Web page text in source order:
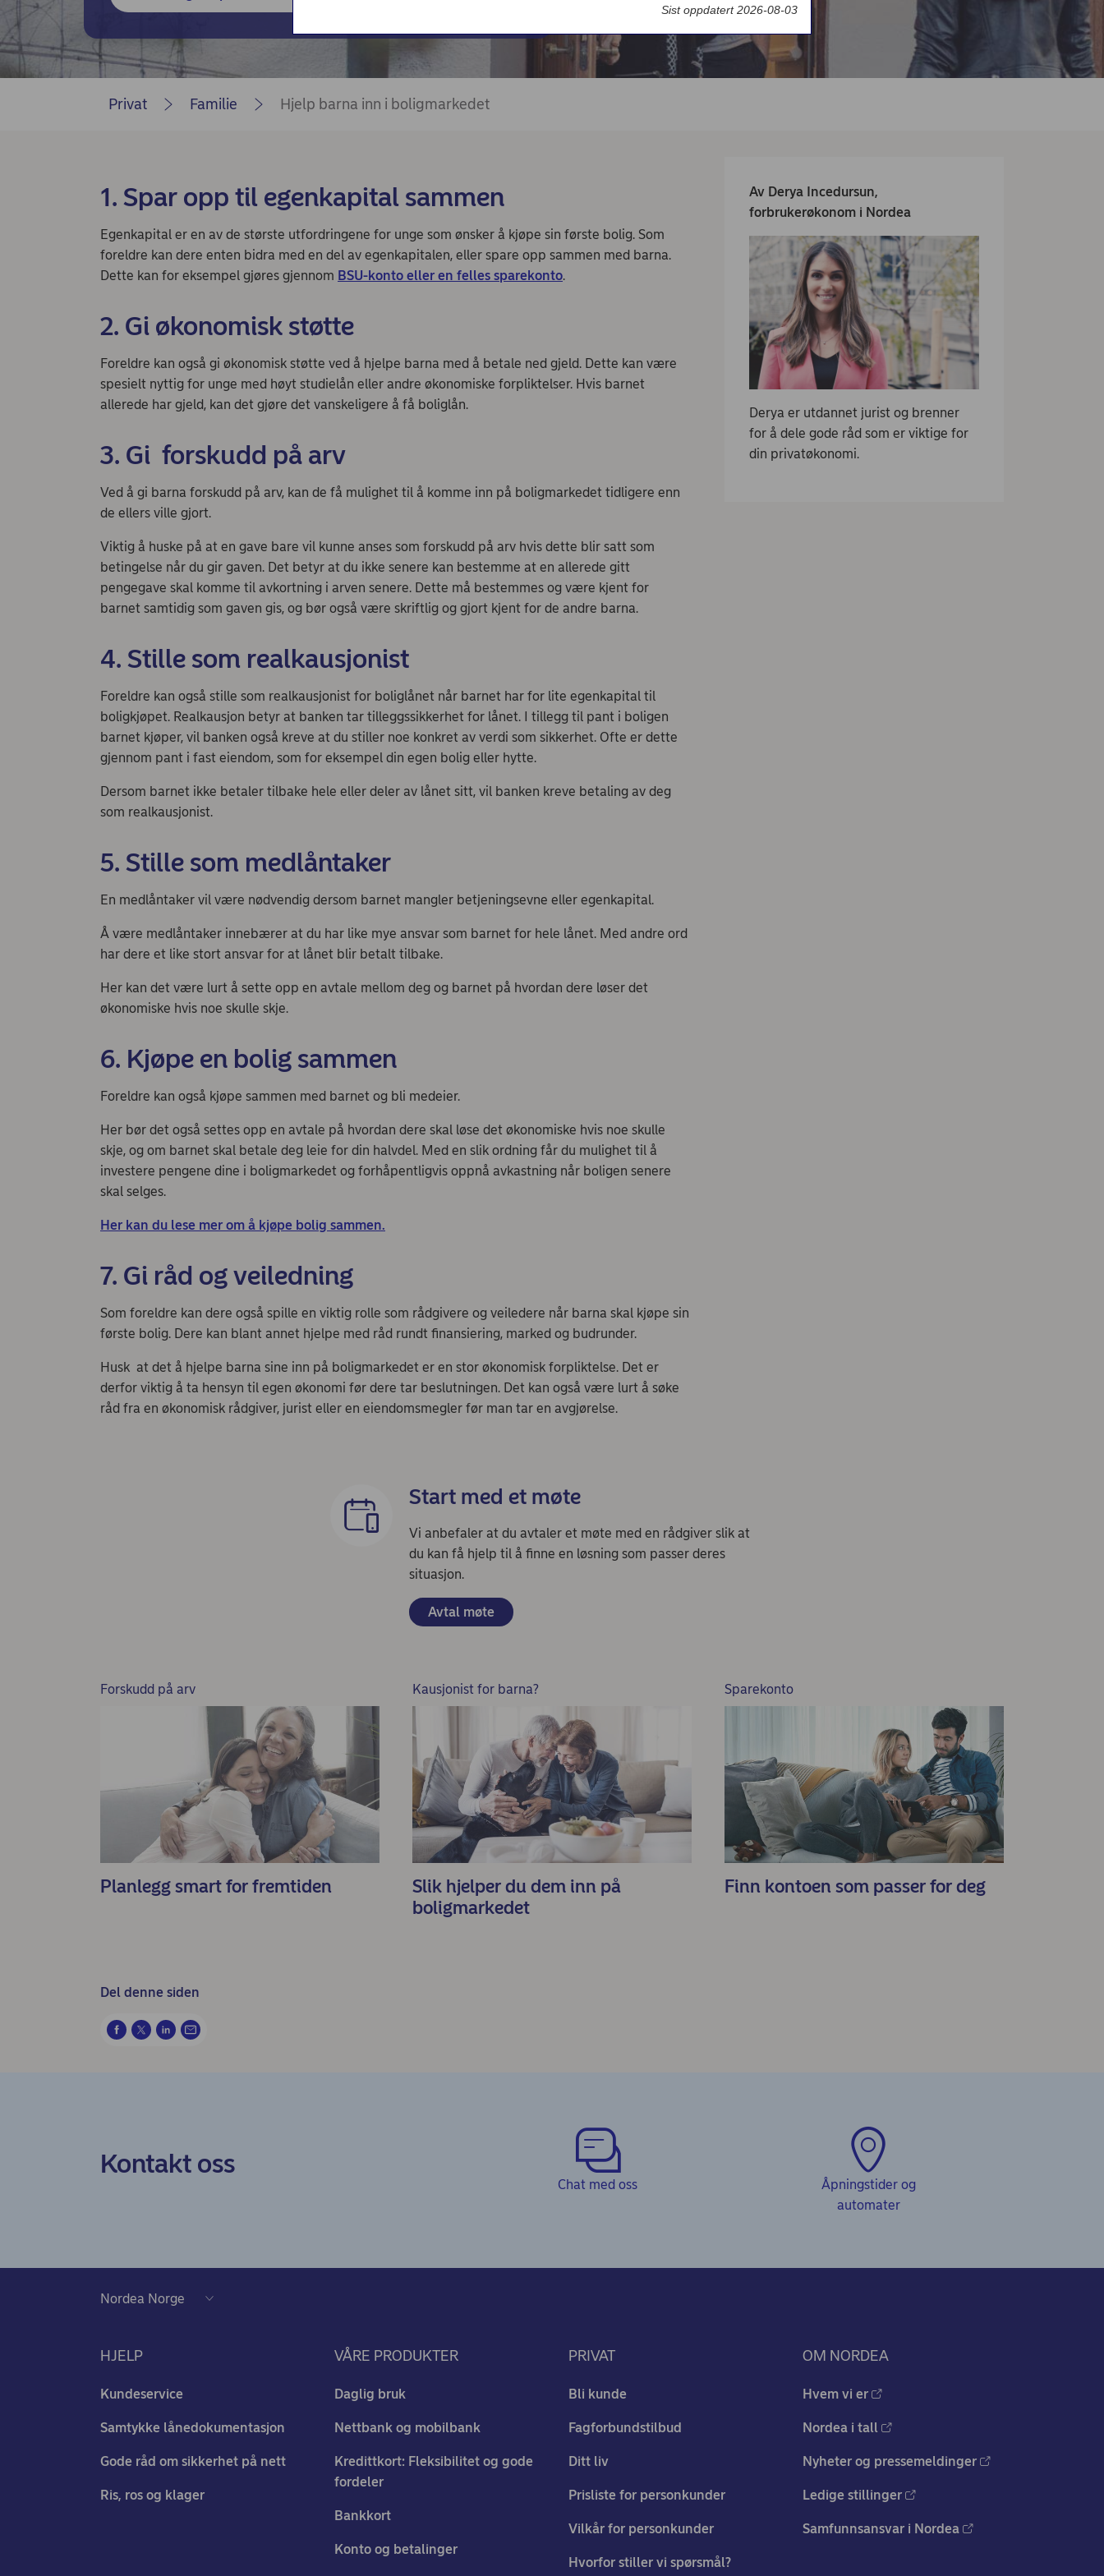
Nordea Liv (nettside)
Persondialogen - Nordea Liv
Privat Familie Hjelp barna inn i boligmarkedet
1. Spar opp til egenkapital sammen
Egenkapital er en av de største utfordringene for unge som ønsker å kjøpe sin første bolig. Som
foreldre kan dere enten bidra med en del av egenkapitalen, eller spare opp sammen med barna.
Dette kan for eksempel gjøres gjennom BSU-konto eller en felles sparekonto.
2. Gi økonomisk støtte
Foreldre kan også gi økonomisk støtte ved å hjelpe barna med å betale ned gjeld. Dette kan være
spesielt nyttig for unge med høyt studielån eller andre økonomiske forpliktelser. Hvis barnet
allerede har gjeld, kan det gjøre det vanskeligere å få boliglån.
3. Gi forskudd på arv
Ved å gi barna forskudd på arv, kan de få mulighet til å komme inn på boligmarkedet tidligere enn
de ellers ville gjort.
Viktig å huske på at en gave bare vil kunne anses som forskudd på arv hvis dette blir satt som
betingelse når du gir gaven. Det betyr at du ikke senere kan bestemme at en allerede gitt
pengegave skal komme til avkortning i arven senere. Dette må bestemmes og være kjent for
barnet samtidig som gaven gis, og bør også være skriftlig og gjort kjent for de andre barna.
4. Stille som realkausjonist
Foreldre kan også stille som realkausjonist for boliglånet når barnet har for lite egenkapital til
boligkjøpet. Realkausjon betyr at banken tar tilleggssikkerhet for lånet. I tillegg til pant i boligen
barnet kjøper, vil banken også kreve at du stiller noe konkret av verdi som sikkerhet. Ofte er dette
gjennom pant i fast eiendom, som for eksempel din egen bolig eller hytte.
Dersom barnet ikke betaler tilbake hele eller deler av lånet sitt, vil banken kreve betaling av deg
som realkausjonist.
5. Stille som medlåntaker
En medlåntaker vil være nødvendig dersom barnet mangler betjeningsevne eller egenkapital.
Å være medlåntaker innebærer at du har like mye ansvar som barnet for hele lånet. Med andre ord
har dere et like stort ansvar for at lånet blir betalt tilbake.
Her kan det være lurt å sette opp en avtale mellom deg og barnet på hvordan dere løser det
økonomiske hvis noe skulle skje.
6. Kjøpe en bolig sammen
Foreldre kan også kjøpe sammen med barnet og bli medeier.
Her bør det også settes opp en avtale på hvordan dere skal løse det økonomiske hvis noe skulle
skje, og om barnet skal betale deg leie for din halvdel. Med en slik ordning får du mulighet til å
investere pengene dine i boligmarkedet og forhåpentligvis oppnå avkastning når boligen senere
skal selges.
Her kan du lese mer om å kjøpe bolig sammen.
7. Gi råd og veiledning
Som foreldre kan dere også spille en viktig rolle som rådgivere og veiledere når barna skal kjøpe sin
første bolig. Dere kan blant annet hjelpe med råd rundt finansiering, marked og budrunder.
Husk at det å hjelpe barna sine inn på boligmarkedet er en stor økonomisk forpliktelse. Det er
derfor viktig å ta hensyn til egen økonomi før dere tar beslutningen. Det kan også være lurt å søke
råd fra en økonomisk rådgiver, jurist eller en eiendomsmegler før man tar en avgjørelse.
Av Derya Incedursun,
forbrukerøkonom i Nordea
Derya er utdannet jurist og brenner
for å dele gode råd som er viktige for
din privatøkonomi.
Start med et møte
Vi anbefaler at du avtaler et møte med en rådgiver slik at
du kan få hjelp til å finne en løsning som passer deres
situasjon.
Avtal møte
Forskudd på arv
Planlegg smart for fremtiden
Kausjonist for barna?
Slik hjelper du dem inn på
boligmarkedet
Sparekonto
Finn kontoen som passer for deg
Del denne siden
Kontakt oss
Chat med oss
Åpningstider og
automater
HJELP
Kundeservice
Samtykke lånedokumentasjon
Gode råd om sikkerhet på nett
Ris, ros og klager
VÅRE PRODUKTER
Daglig bruk
Nettbank og mobilbank
Kredittkort: Fleksibilitet og gode
fordeler
Bankkort
Konto og betalinger
PRIVAT
Bli kunde
Fagforbundstilbud
Ditt liv
Prisliste for personkunder
Vilkår for personkunder
Hvorfor stiller vi spørsmål?
OM NORDEA
Hvem vi er
Nordea i tall
Nyheter og pressemeldinger
Ledige stillinger
Samfunnsansvar i Nordea
Sist oppdatert 2026-08-03